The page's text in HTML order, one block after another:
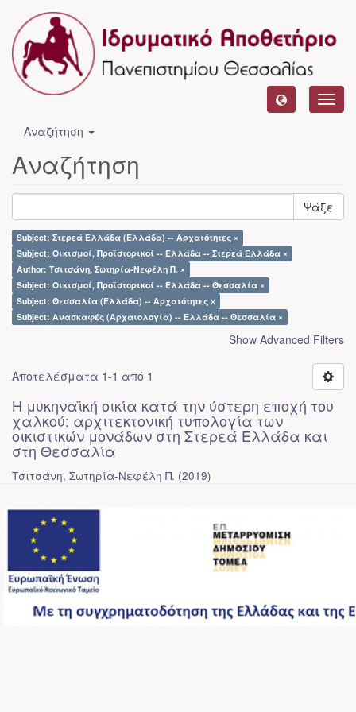
Αναζήτηση
Αναζήτηση
Ψάξε
Subject: Στερεά Ελλάδα (Ελλάδα) -- Αρχαιότητες ×
Subject: Οικισμοί, Προϊστορικοί -- Ελλάδα -- Στερεά Ελλάδα ×
Author: Τσιτσάνη, Σωτηρία-Νεφέλη Π. ×
Subject: Οικισμοί, Προϊστορικοί -- Ελλάδα -- Θεσσαλία ×
Subject: Θεσσαλία (Ελλάδα) -- Αρχαιότητες ×
Subject: Ανασκαφές (Αρχαιολογία) -- Ελλάδα -- Θεσσαλία ×
Show Advanced Filters
Αποτελέσματα 1-1 από 1
Η μυκηναϊκή οικία κατά την ύστερη εποχή του
χαλκού: αρχιτεκτονική τυπολογία των
οικιστικών μονάδων στη Στερεά Ελλάδα και
στη Θεσσαλία
Τσιτσάνη, Σωτηρία-Νεφέλη Π. (2019)